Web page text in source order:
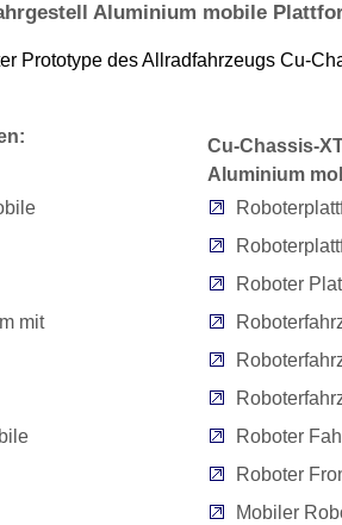
Aluminium mobile
Prototype des Allradfahrzeugs Cu-
Cu-Chassis-
Aluminium
Roboter
Roboter
Roboter
Mobiler
mit